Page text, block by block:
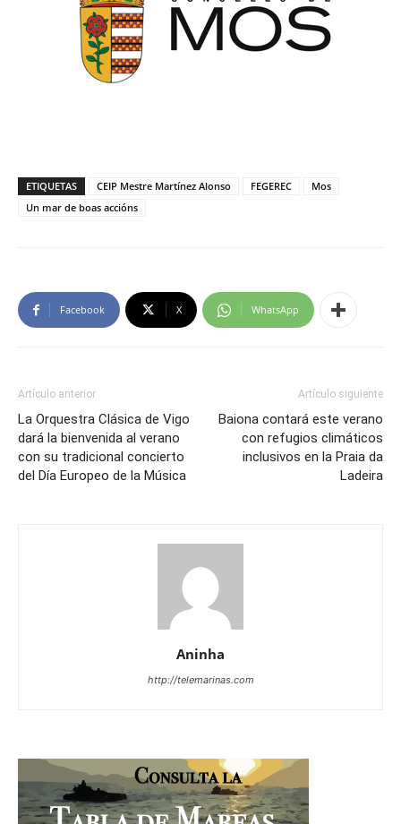
ETIQUETAS CEIP Mestre Martínez Alonso FEGEREC
Mos
Un mar de boas accións
Facebook X WhatsApp
Artículo anterior
La Orquestra Clásica de Vigo
dará la bienvenida al verano
con su tradicional concierto
del Día Europeo de la Música
Artículo siguiente
Baiona contará este verano
con refugios climáticos
inclusivos en la Praia da
Ladeira
Aninha
http://telemarinas.com